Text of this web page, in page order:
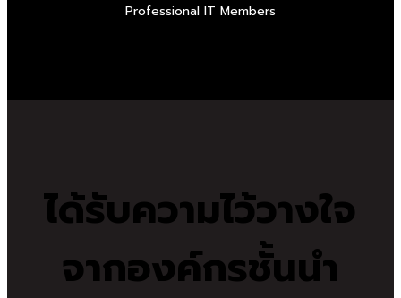
Professional IT Members
ได้รับความไว้วางใจ
จากองค์กรชั้นนำ